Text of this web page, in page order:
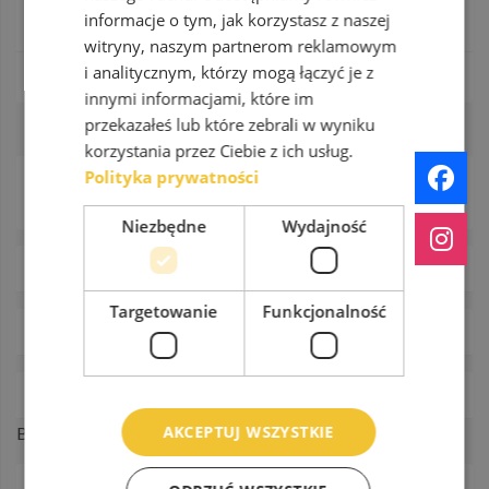
WHO IS THE FIRST
You need update your bio: Edit your profile
NAJNOWSZE KOMENTARZE
Brak kategorii
informacje o tym, jak korzystasz z naszej
witryny, naszym partnerom reklamowym
i analitycznym, którzy mogą łączyć je z
innymi informacjami, które im
przekazałeś lub które zebrali w wyniku
korzystania przez Ciebie z ich usług.
Polityka prywatności
Niezbędne Wydajność
Targetowanie Funkcjonalność
AKCEPTUJ WSZYSTKIE